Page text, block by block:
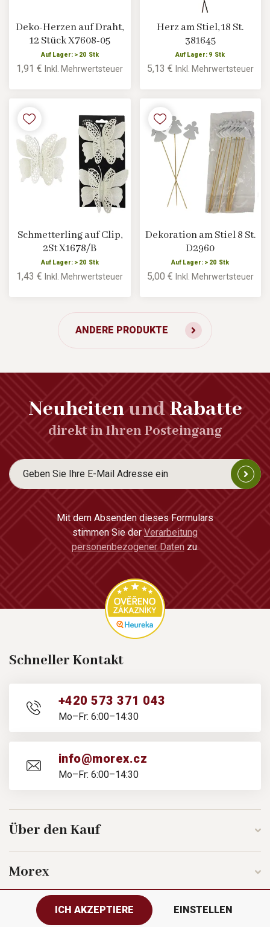
Deko-Herzen auf Draht,
12 Stück X7608-05
Auf Lager: > 20 Stk
1,91 €Inkl. Mehrwertsteuer
Herz am Stiel, 18 St.
381645
Auf Lager: 9 Stk
5,13 € Inkl. Mehrwertsteuer
Schmetterling auf Clip,
2St X1678/B
Auf Lager: > 20 Stk
1,43 €Inkl. Mehrwertsteuer
Dekoration am Stiel 8 St.
D2960
Auf Lager: > 20 Stk
5,00 € Inkl. Mehrwertsteuer
ANDERE PRODUKTE
NeuheitenundRabatte
direkt in Ihren Posteingang
Mit dem Absenden dieses Formulars
stimmen Sie der Verarbeitung
personenbezogener Daten zu.
Schneller Kontakt
+420 573 371 043
Mo–Fr: 6:00–14:30
info@morex.cz
Mo–Fr: 6:00–14:30
Über den Kauf
Morex
Folgen Sie uns
ICH AKZEPTIERE EINSTELLEN